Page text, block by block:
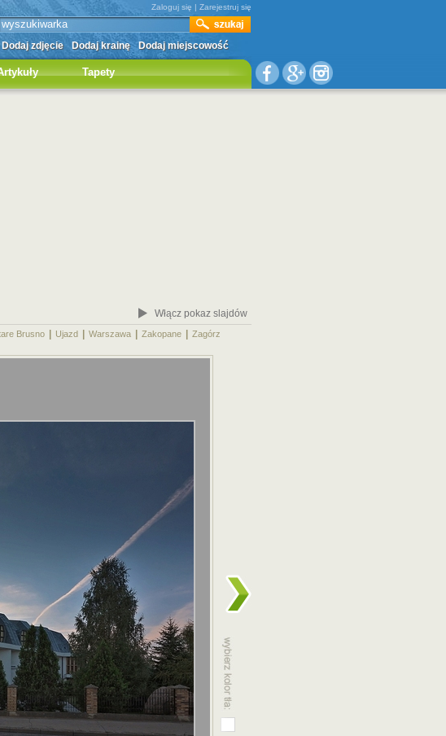
Zaloguj się | Zarejestruj się
Dodaj zdjęcie Dodaj krainę Dodaj miejscowość
Tapety
Włącz pokaz slajdów
Brusno Ujazd Warszawa Zakopane Zagórz